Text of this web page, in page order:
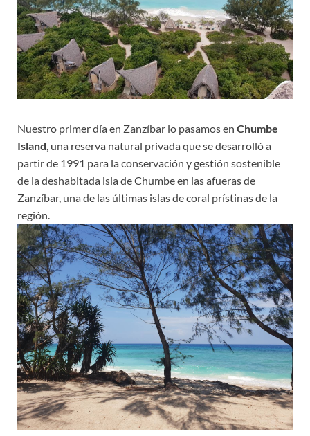
Nuestro primer día en Zanzíbar lo pasamos en Chumbe
Island, una reserva natural privada que se desarrolló a
partir de 1991 para la conservación y gestión sostenible
de la deshabitada isla de Chumbe en las afueras de
Zanzíbar, una de las últimas islas de coral prístinas de la
región.